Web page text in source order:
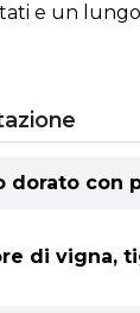
e un
dorato con
di vigna,